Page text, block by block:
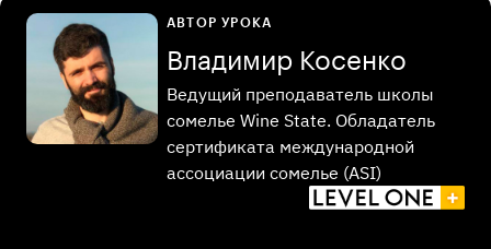
АВТОР УРОКА
Владимир Косенко
Ведущий преподаватель школы
сомелье Wine State. Обладатель
сертификата международной
ассоциации сомелье (ASI)